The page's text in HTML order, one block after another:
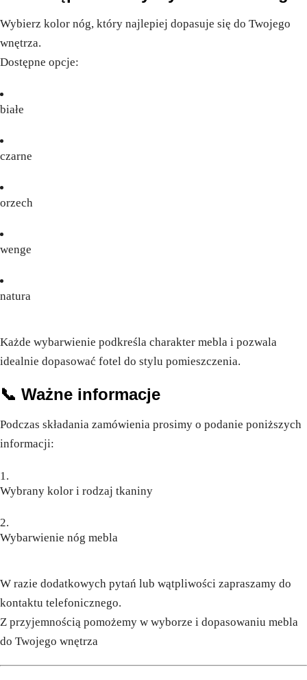
Wybierz kolor nóg, który najlepiej dopasuje się do Twojego
wnętrza.
Dostępne opcje:
białe
czarne
orzech
wenge
natura
Każde wybarwienie podkreśla charakter mebla i pozwala
idealnie dopasować fotel do stylu pomieszczenia.
📞 Ważne informacje
Podczas składania zamówienia prosimy o podanie poniższych
informacji:
Wybrany kolor i rodzaj tkaniny
Wybarwienie nóg mebla
W razie dodatkowych pytań lub wątpliwości zapraszamy do
kontaktu telefonicznego.
Z przyjemnością pomożemy w wyborze i dopasowaniu mebla
do Twojego wnętrza